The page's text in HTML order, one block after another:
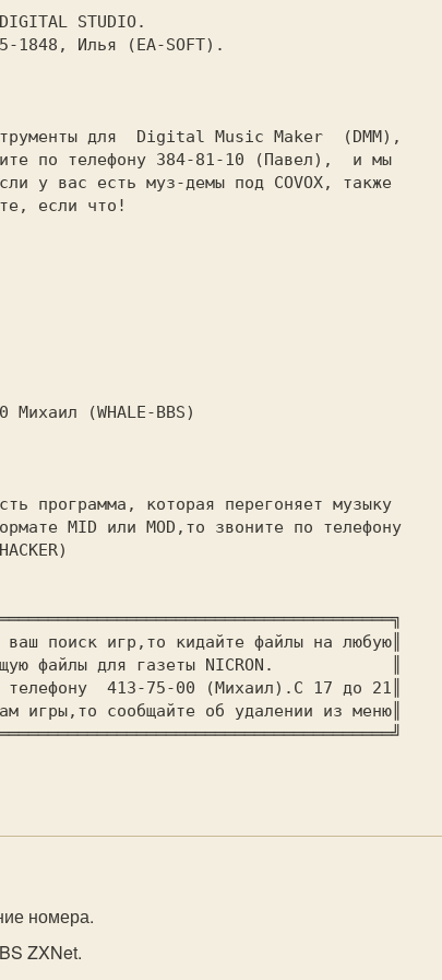
STUDIO.
1848, Илья (EA-SOFT).
для  Digital Music Maker  (DMM),
по телефону 384-81-10 (Павел),  и мы
у вас есть муз-демы под COVOX, также
если что!
(WHALE-BBS)
программа, которая перегоняет музыку
MID или MOD,то звоните по телефону
ваш поиск игр,то кидайте файлы на любую║
файлы для газеты NICRON.
телефону  413-75-00 (Михаил).С 17 до 21║
игры,то сообщайте об удалении из меню║
номера.
ZXNet.